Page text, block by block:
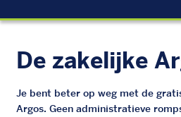
De zakelijke
Je bent beter op weg met de
Argos. Geen administratieve